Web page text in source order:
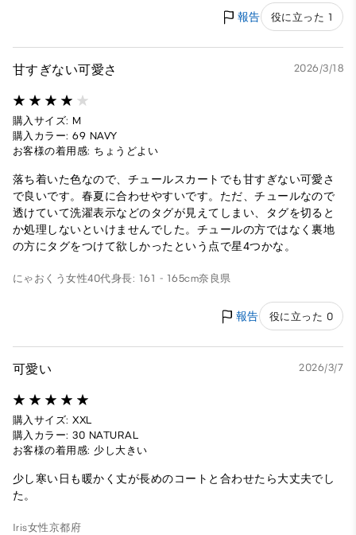
報告 役に立った 1
甘すぎない可愛さ 2026/3/18
購入サイズ: M
購入カラー: 69 NAVY
お客様の着用感: ちょうどよい
落ち着いた色なので、チュールスカートでも甘すぎない可愛さ
で良いです。春夏に合わせやすいです。ただ、チュールなので
透けていて洗濯表示などのタグが見えてしまい、タグを切ると
か処理しないといけませんでした。チュールの方ではなく裏地
の方にタグをつけて欲しかったという点で星4つかな。
にゃおくう女性40代身長: 161 - 165cm奈良県
報告 役に立った 0
可愛い 2026/3/7
購入サイズ: XXL
購入カラー: 30 NATURAL
お客様の着用感: 少し大きい
少し寒い日も暖かく丈が長めのコートと合わせたら大丈夫でし
た。
Iris女性京都府